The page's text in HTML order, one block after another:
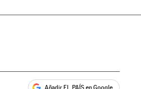
Añadir EL PAÍS en Google